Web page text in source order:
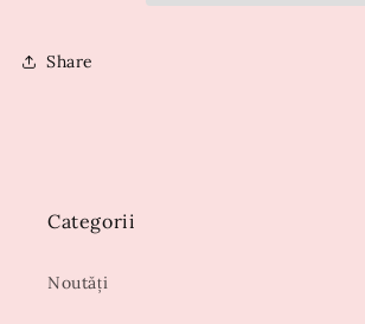
Share
Categorii
Noutăți